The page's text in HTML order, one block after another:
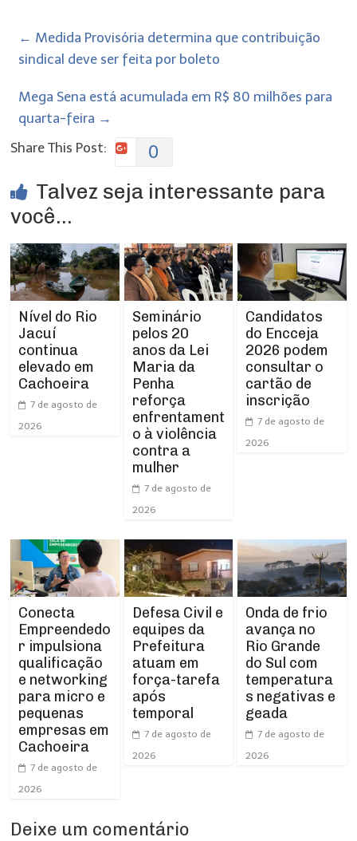
← Medida Provisória determina que contribuição
sindical deve ser feita por boleto
Mega Sena está acumulada em R$ 80 milhões para
quarta-feira →
Share This Post:
0
Talvez seja interessante para
você...
Nível do Rio
Jacuí
continua
elevado em
Cachoeira
7 de agosto de
2026
Seminário
pelos 20
anos da Lei
Maria da
Penha
reforça
enfrentament
o à violência
contra a
mulher
7 de agosto de
2026
Candidatos
do Encceja
2026 podem
consultar o
cartão de
inscrição
7 de agosto de
2026
Conecta
Empreendedo
r impulsiona
qualificação
e networking
para micro e
pequenas
empresas em
Cachoeira
7 de agosto de
2026
Defesa Civil e
equipes da
Prefeitura
atuam em
força-tarefa
após
temporal
7 de agosto de
2026
Onda de frio
avança no
Rio Grande
do Sul com
temperatura
s negativas e
geada
7 de agosto de
2026
Deixe um comentário